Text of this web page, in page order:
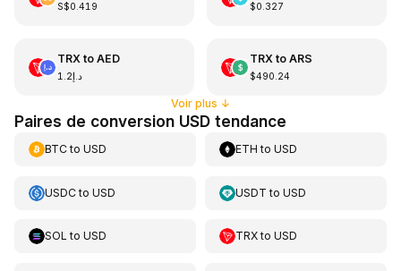
S$0.419 $0.327
TRXto AED
د.إ1.2
TRXto ARS
$490.24
Voir plus ↓
Paires de conversion USD tendance
BTCto USD ETH toUSD
USDCto USD USDT toUSD
SOL to USD TRXtoUSD